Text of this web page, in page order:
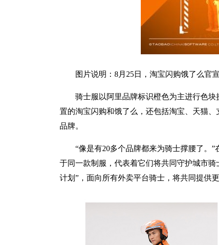
图片说明：8月25日，淘宝闪购饿了么官
骑士服以阿里品牌标识橙色为主进行色
置的淘宝闪购和饿了么，还包括淘宝、天猫
品牌。
“像是有20多个品牌都来为骑士撑腰了。
于同一款制服，代表着它们将共同守护城市
计划”，面向所有外卖平台骑士，将共同提供